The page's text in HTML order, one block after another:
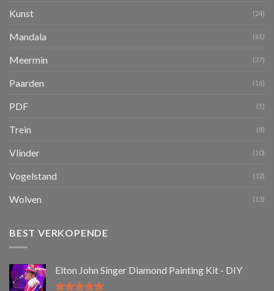
Kunst (24)
Mandala (61)
Meermin (37)
Paarden (16)
PDF (1)
Trein (8)
Vlinder (10)
Vogelstand (32)
Wolven (13)
BEST VERKOPENDE
Elton John Singer Diamond Painting Kit - DIY